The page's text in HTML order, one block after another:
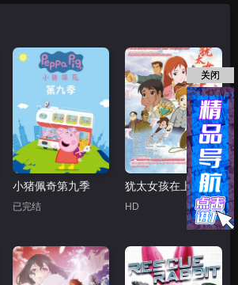
小猪佩奇第九季
已完结
犹太女孩在上海
HD
关闭